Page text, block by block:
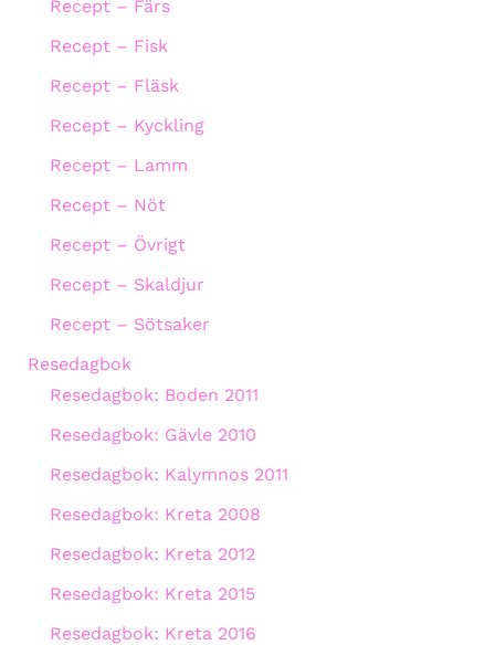
Recept – Färs
Recept – Fisk
Recept – Fläsk
Recept – Kyckling
Recept – Lamm
Recept – Nöt
Recept – Övrigt
Recept – Skaldjur
Recept – Sötsaker
Resedagbok
Resedagbok: Boden 2011
Resedagbok: Gävle 2010
Resedagbok: Kalymnos 2011
Resedagbok: Kreta 2008
Resedagbok: Kreta 2012
Resedagbok: Kreta 2015
Resedagbok: Kreta 2016